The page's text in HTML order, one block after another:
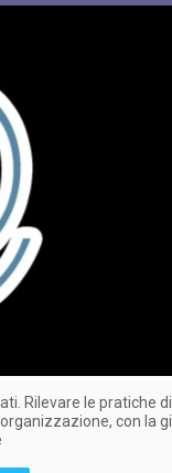
Rilevare le pratiche
con la